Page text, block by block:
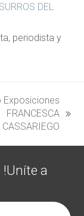
DEL
periodista y
Exposiciones
FRANCESCA
CASSARIEGO
a